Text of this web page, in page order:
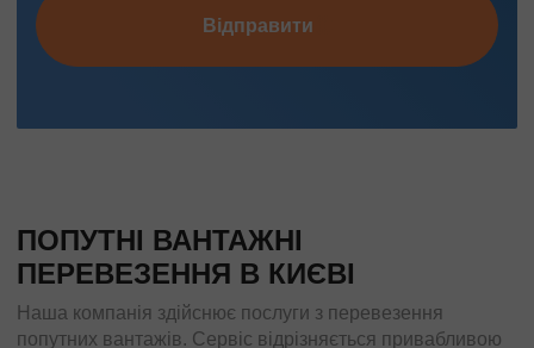
Відправити
ПОПУТНІ ВАНТАЖНІ
ПЕРЕВЕЗЕННЯ В КИЄВІ
Наша компанія здійснює послуги з перевезення
попутних вантажів. Сервіс відрізняється привабливою